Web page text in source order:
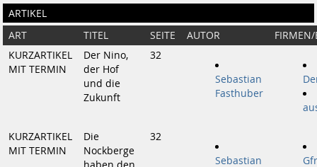
ARTIKEL
ART TITEL SEITE AUTOR
KURZARTIKEL
MIT TERMIN
Der Nino,
der Hof
und die
Zukunft
32
Sebastian
Fasthuber
KURZARTIKEL
MIT TERMIN
Die
Nockberge
32
Sebastian